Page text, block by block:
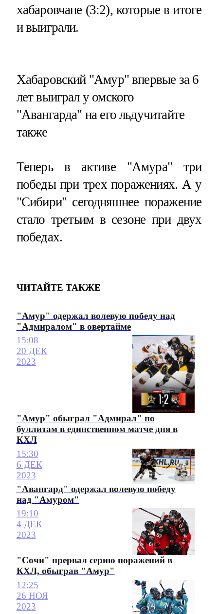
хабаровчане (3:2), которые в итоге
и выиграли.
​Хабаровский "Амур" впервые за 6
лет выиграл у омского
"Авангарда" на его льдучитайте
также
Теперь в активе "Амура" три
победы при трех поражениях. А у
"Сибири" сегодняшнее поражение
стало третьим в сезоне при двух
победах.
ЧИТАЙТЕ ТАКЖЕ
"Амур" одержал волевую победу над
"Адмиралом" в овертайме
15:08
20 ДЕК
2023
"Амур" обыграл "Адмирал" по
буллитам в единственном матче дня в
КХЛ
15:30
6 ДЕК
2023
"Авангард" одержал волевую победу
над "Амуром"
19:10
4 ДЕК
2023
"Сочи" прервал серию поражений в
КХЛ, обыграв "Амур"
12:25
26 НОЯ
2023